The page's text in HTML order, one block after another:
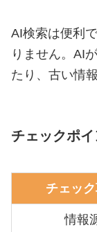
AI検索は便利
りません。AI
たり、古い情
チェックポイ
チェック
情報